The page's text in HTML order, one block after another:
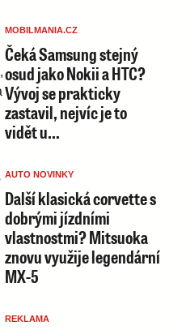
MOBILMANIA.CZ
Čeká Samsung stejný
osud jako Nokii a HTC?
Vývoj se prakticky
zastavil, nejvíc je to
vidět u…
AUTO NOVINKY
Další klasická corvette s
dobrými jízdními
vlastnostmi? Mitsuoka
znovu využije legendární
MX-5
REKLAMA